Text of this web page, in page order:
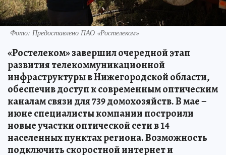
Фото: Предоставлено ПАО «Ростелеком»
«Ростелеком» завершил очередной этап
развития телекоммуникационной
инфраструктуры в Нижегородской области,
обеспечив доступ к современным оптическим
каналам связи для 739 домохозяйств. В мае –
июне специалисты компании построили
новые участки оптической сети в 14
населенных пунктах региона. Возможность
подключить скоростной интернет и